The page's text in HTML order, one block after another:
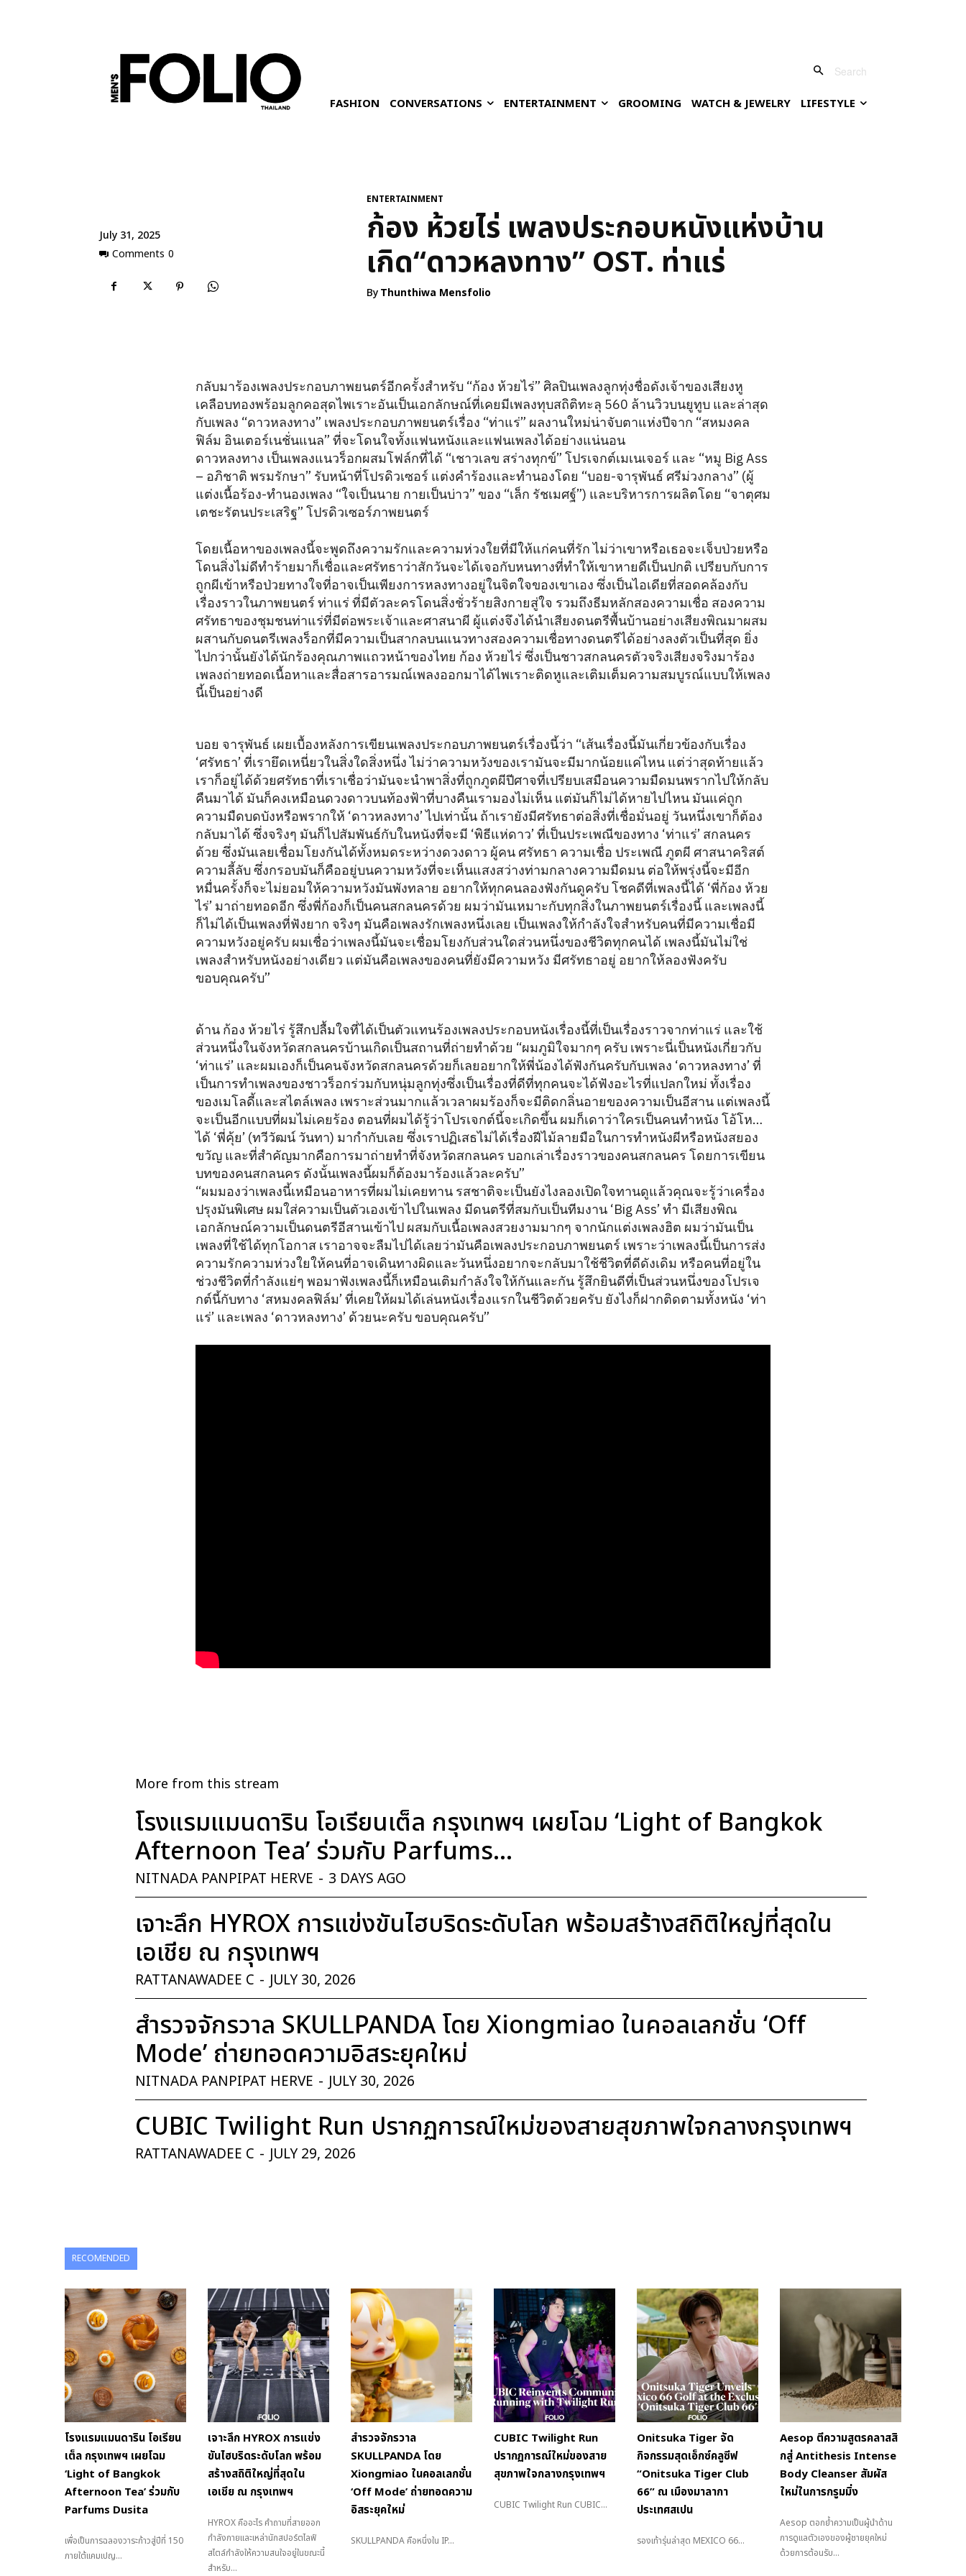
Search
FASHION CONVERSATIONS ENTERTAINMENT GROOMING WATCH & JEWELRY LIFESTYLE
July 31, 2025
Comments 0
ENTERTAINMENT
ก้อง ห้วยไร่ เพลงประกอบหนังแห่งบ้าน
เกิด“ดาวหลงทาง” OST. ท่าแร่
ByThunthiwa Mensfolio
กลับมาร้องเพลงประกอบภาพยนตร์อีกครั้งสำหรับ “ก้อง ห้วยไร่” ศิลปินเพลงลูกทุ่งชื่อดังเจ้าของเสียงหู
เคลือบทองพร้อมลูกคอสุดไพเราะอันเป็นเอกลักษณ์ที่เคยมีเพลงทุบสถิติทะลุ 560 ล้านวิวบนยูทูบ และล่าสุด
กับเพลง “ดาวหลงทาง” เพลงประกอบภาพยนตร์เรื่อง “ท่าแร่” ผลงานใหม่น่าจับตาแห่งปีจาก “สหมงคล
ฟิล์ม อินเตอร์เนชั่นแนล” ที่จะโดนใจทั้งแฟนหนังและแฟนเพลงได้อย่างแน่นอน
ดาวหลงทาง เป็นเพลงแนวร็อกผสมโฟล์กที่ได้ “เชาวเลข สร่างทุกข์” โปรเจกต์เมเนเจอร์ และ “หมู Big Ass
– อภิชาติ พรมรักษา” รับหน้าที่โปรดิวเซอร์ แต่งคำร้องและทำนองโดย “บอย-จารุพันธ์ ศรีม่วงกลาง” (ผู้
แต่งเนื้อร้อง-ทำนองเพลง “ใจเป็นนาย กายเป็นบ่าว” ของ “เล็ก รัชเมศฐ์”) และบริหารการผลิตโดย “จาตุศม
เตชะรัตนประเสริฐ” โปรดิวเซอร์ภาพยนตร์
โดยเนื้อหาของเพลงนี้จะพูดถึงความรักและความห่วงใยที่มีให้แก่คนที่รัก ไม่ว่าเขาหรือเธอจะเจ็บป่วยหรือ
โดนสิ่งไม่ดีทำร้ายมาก็เชื่อและศรัทธาว่าสักวันจะได้เจอกับหนทางที่ทำให้เขาหายดีเป็นปกติ เปรียบกับการ
ถูกผีเข้าหรือป่วยทางใจที่อาจเป็นเพียงการหลงทางอยู่ในจิตใจของเขาเอง ซึ่งเป็นไอเดียที่สอดคล้องกับ
เรื่องราวในภาพยนตร์ ท่าแร่ ที่มีตัวละครโดนสิ่งชั่วร้ายสิงกายสู่ใจ รวมถึงธีมหลักสองความเชื่อ สองความ
ศรัทธาของชุมชนท่าแร่ที่มีต่อพระเจ้าและศาสนาผี ผู้แต่งจึงได้นำเสียงดนตรีพื้นบ้านอย่างเสียงพิณมาผสม
ผสานกับดนตรีเพลงร็อกที่มีความเป็นสากลบนแนวทางสองความเชื่อทางดนตรีได้อย่างลงตัวเป็นที่สุด ยิ่ง
ไปกว่านั้นยังได้นักร้องคุณภาพแถวหน้าของไทย ก้อง ห้วยไร่ ซึ่งเป็นชาวสกลนครตัวจริงเสียงจริงมาร้อง
เพลงถ่ายทอดเนื้อหาและสื่อสารอารมณ์เพลงออกมาได้ไพเราะติดหูและเติมเต็มความสมบูรณ์แบบให้เพลง
นี้เป็นอย่างดี
บอย จารุพันธ์ เผยเบื้องหลังการเขียนเพลงประกอบภาพยนตร์เรื่องนี้ว่า “เส้นเรื่องนี้มันเกี่ยวข้องกับเรื่อง
‘ศรัทธา’ ที่เรายึดเหนี่ยวในสิ่งใดสิ่งหนึ่ง ไม่ว่าความหวังของเรามันจะมีมากน้อยแค่ไหน แต่ว่าสุดท้ายแล้ว
เราก็อยู่ได้ด้วยศรัทธาที่เราเชื่อว่ามันจะนำพาสิ่งที่ถูกภูตผีปีศาจที่เปรียบเสมือนความมืดมนพรากไปให้กลับ
คืนมาได้ มันก็คงเหมือนดวงดาวบนท้องฟ้าที่บางคืนเรามองไม่เห็น แต่มันก็ไม่ได้หายไปไหน มันแค่ถูก
ความมืดบดบังหรือพรากให้ ‘ดาวหลงทาง’ ไปเท่านั้น ถ้าเรายังมีศรัทธาต่อสิ่งที่เชื่อมั่นอยู่ วันหนึ่งเขาก็ต้อง
กลับมาได้ ซึ่งจริงๆ มันก็ไปสัมพันธ์กับในหนังที่จะมี ‘พิธีแห่ดาว’ ที่เป็นประเพณีของทาง ‘ท่าแร่’ สกลนคร
ด้วย ซึ่งมันเลยเชื่อมโยงกันได้ทั้งหมดระหว่างดวงดาว ผู้คน ศรัทธา ความเชื่อ ประเพณี ภูตผี ศาสนาคริสต์
ความลี้ลับ ซึ่งกรอบมันก็คืออยู่บนความหวังที่จะเห็นแสงสว่างท่ามกลางความมืดมน ต่อให้พรุ่งนี้จะมีอีก
หมื่นครั้งก็จะไม่ยอมให้ความหวังมันพังทลาย อยากให้ทุกคนลองฟังกันดูครับ โชคดีที่เพลงนี้ได้ ‘พี่ก้อง ห้วย
ไร่’ มาถ่ายทอดอีก ซึ่งพี่ก้องก็เป็นคนสกลนครด้วย ผมว่ามันเหมาะกับทุกสิ่งในภาพยนตร์เรื่องนี้ และเพลงนี้
ก็ไม่ได้เป็นเพลงที่ฟังยาก จริงๆ มันคือเพลงรักเพลงหนึ่งเลย เป็นเพลงให้กำลังใจสำหรับคนที่มีความเชื่อมี
ความหวังอยู่ครับ ผมเชื่อว่าเพลงนี้มันจะเชื่อมโยงกับส่วนใดส่วนหนึ่งของชีวิตทุกคนได้ เพลงนี้มันไม่ใช่
เพลงสำหรับหนังอย่างเดียว แต่มันคือเพลงของคนที่ยังมีความหวัง มีศรัทธาอยู่ อยากให้ลองฟังครับ
ขอบคุณครับ”
ด้าน ก้อง ห้วยไร่ รู้สึกปลื้มใจที่ได้เป็นตัวแทนร้องเพลงประกอบหนังเรื่องนี้ที่เป็นเรื่องราวจากท่าแร่ และใช้
ส่วนหนึ่งในจังหวัดสกลนครบ้านเกิดเป็นสถานที่ถ่ายทำด้วย “ผมภูมิใจมากๆ ครับ เพราะนี่เป็นหนังเกี่ยวกับ
‘ท่าแร่’ และผมเองก็เป็นคนจังหวัดสกลนครด้วยก็เลยอยากให้พี่น้องได้ฟังกันครับกับเพลง ‘ดาวหลงทาง’ ที่
เป็นการทำเพลงของชาวร็อกร่วมกับหนุ่มลูกทุ่งซึ่งเป็นเรื่องที่ดีที่ทุกคนจะได้ฟังอะไรที่แปลกใหม่ ทั้งเรื่อง
ของเมโลดี้และสไตล์เพลง เพราะส่วนมากแล้วเวลาผมร้องก็จะมีติดกลิ่นอายของความเป็นอีสาน แต่เพลงนี้
จะเป็นอีกแบบที่ผมไม่เคยร้อง ตอนที่ผมได้รู้ว่าโปรเจกต์นี้จะเกิดขึ้น ผมก็เดาว่าใครเป็นคนทำหนัง โอ้โห…
ได้ ‘พี่คุ้ย’ (ทวีวัฒน์ วันทา) มากำกับเลย ซึ่งเราปฏิเสธไม่ได้เรื่องฝีไม้ลายมือในการทำหนังผีหรือหนังสยอง
ขวัญ และที่สำคัญมากคือการมาถ่ายทำที่จังหวัดสกลนคร บอกเล่าเรื่องราวของคนสกลนคร โดยการเขียน
บทของคนสกลนคร ดังนั้นเพลงนี้ผมก็ต้องมาร้องแล้วละครับ”
“ผมมองว่าเพลงนี้เหมือนอาหารที่ผมไม่เคยทาน รสชาติจะเป็นยังไงลองเปิดใจทานดูแล้วคุณจะรู้ว่าเครื่อง
ปรุงมันพิเศษ ผมใส่ความเป็นตัวเองเข้าไปในเพลง มีดนตรีที่สมกับเป็นทีมงาน ‘Big Ass’ ทำ มีเสียงพิณ
เอกลักษณ์ความเป็นดนตรีอีสานเข้าไป ผสมกับเนื้อเพลงสวยงามมากๆ จากนักแต่งเพลงฮิต ผมว่ามันเป็น
เพลงที่ใช้ได้ทุกโอกาส เราอาจจะลืมไปได้เลยว่ามันคือเพลงประกอบภาพยนตร์ เพราะว่าเพลงนี้เป็นการส่ง
ความรักความห่วงใยให้คนที่อาจเดินทางผิดและวันหนึ่งอยากจะกลับมาใช้ชีวิตที่ดีดังเดิม หรือคนที่อยู่ใน
ช่วงชีวิตที่กำลังแย่ๆ พอมาฟังเพลงนี้ก็เหมือนเติมกำลังใจให้กันและกัน รู้สึกยินดีที่เป็นส่วนหนึ่งของโปรเจ
กต์นี้กับทาง ‘สหมงคลฟิล์ม’ ที่เคยให้ผมได้เล่นหนังเรื่องแรกในชีวิตด้วยครับ ยังไงก็ฝากติดตามทั้งหนัง ‘ท่า
แร่’ และเพลง ‘ดาวหลงทาง’ ด้วยนะครับ ขอบคุณครับ”
More from this stream
โรงแรมแมนดาริน โอเรียนเต็ล กรุงเทพฯ เผยโฉม ‘Light of Bangkok
Afternoon Tea’ ร่วมกับ Parfums...
NITNADA PANPIPAT HERVE - 3 DAYS AGO
เจาะลึก HYROX การแข่งขันไฮบริดระดับโลก พร้อมสร้างสถิติใหญ่ที่สุดใน
เอเชีย ณ กรุงเทพฯ
RATTANAWADEE C - JULY 30, 2026
สำรวจจักรวาล SKULLPANDA โดย Xiongmiao ในคอลเลกชั่น ‘Off
Mode’ ถ่ายทอดความอิสระยุคใหม่
NITNADA PANPIPAT HERVE - JULY 30, 2026
CUBIC Twilight Run ปรากฏการณ์ใหม่ของสายสุขภาพใจกลางกรุงเทพฯ
RATTANAWADEE C - JULY 29, 2026
RECOMENDED
โรงแรมแมนดาริน โอเรียน
เต็ล กรุงเทพฯ เผยโฉม
‘Light of Bangkok
Afternoon Tea’ ร่วมกับ
Parfums Dusita
เพื่อเป็นการฉลองวาระก้าวสู่ปีที่ 150
ภายใต้แคมเปญ...
เจาะลึก HYROX การแข่ง
ขันไฮบริดระดับโลก พร้อม
สร้างสถิติใหญ่ที่สุดใน
เอเชีย ณ กรุงเทพฯ
HYROX คืออะไร คำถามที่สายออก
กำลังกายและเหล่านักสปอร์ตไลฟ์
สไตล์กำลังให้ความสนใจอยู่ในขณะนี้
สำหรับ...
สำรวจจักรวาล
SKULLPANDA โดย
Xiongmiao ในคอลเลกชั่น
‘Off Mode’ ถ่ายทอดความ
อิสระยุคใหม่
SKULLPANDA คือหนึ่งใน IP...
CUBIC Twilight Run
ปรากฏการณ์ใหม่ของสาย
สุขภาพใจกลางกรุงเทพฯ
CUBIC Twilight Run CUBIC...
Onitsuka Tiger จัด
กิจกรรมสุดเอ็กซ์คลูซีฟ
“Onitsuka Tiger Club
66” ณ เมืองมาลากา
ประเทศสเปน
รองเท้ารุ่นล่าสุด MEXICO 66...
Aesop ตีความสูตรคลาสสิ
กสู่ Antithesis Intense
Body Cleanser สัมผัส
ใหม่ในการกรูมมิ่ง
Aesop ตอกย้ำความเป็นผู้นำด้าน
การดูแลตัวเองของผู้ชายยุคใหม่
ด้วยการต้อนรับ...